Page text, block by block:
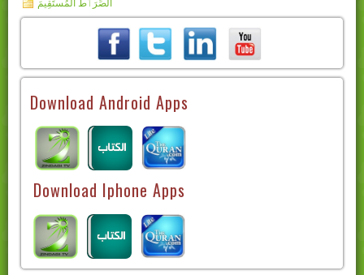
اُلصِّرَٲطَ اُلمُستَقِيمَ
Download Android Apps
Download Iphone Apps